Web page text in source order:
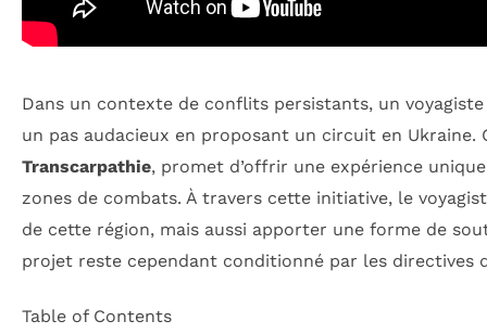
Dans un contexte de conflits persistants, un
un pas audacieux en proposant un circuit en
Transcarpathie, promet d’offrir une expérience
zones de combats. À travers cette initiative, le
de cette région, mais aussi apporter une forme de
projet reste cependant conditionné par les directives
Table of Contents